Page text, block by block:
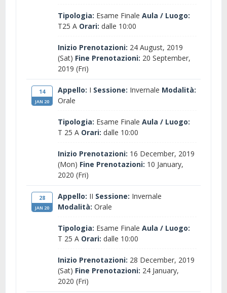
Tipologia: Esame Finale Aula / Luogo:
T25 A Orari: dalle 10:00
Inizio Prenotazioni: 24 August, 2019
(Sat) Fine Prenotazioni: 20 September,
2019 (Fri)
14
JAN 20
Appello: I Sessione: Invernale Modalità:
Orale
Tipologia: Esame Finale Aula / Luogo:
T 25 A Orari: dalle 10:00
Inizio Prenotazioni: 16 December, 2019
(Mon) Fine Prenotazioni: 10 January,
2020 (Fri)
28
JAN 20
Appello: II Sessione: Invernale
Modalità: Orale
Tipologia: Esame Finale Aula / Luogo:
T 25 A Orari: dalle 10:00
Inizio Prenotazioni: 28 December, 2019
(Sat) Fine Prenotazioni: 24 January,
2020 (Fri)